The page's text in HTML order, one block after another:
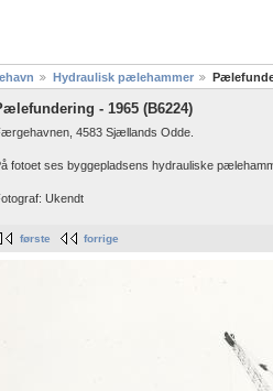
Hydraulisk pælehammer
- 1965 (B6224)
4583 Sjællands Odde.
fotoet ses byggepladsens hydrauliske
Ukendt
første forrige